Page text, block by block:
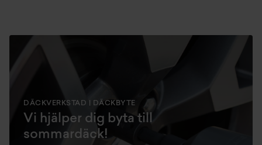
DÄCKVERKSTAD | DÄCKBYTE
Vi hjälper dig byta till
sommardäck!